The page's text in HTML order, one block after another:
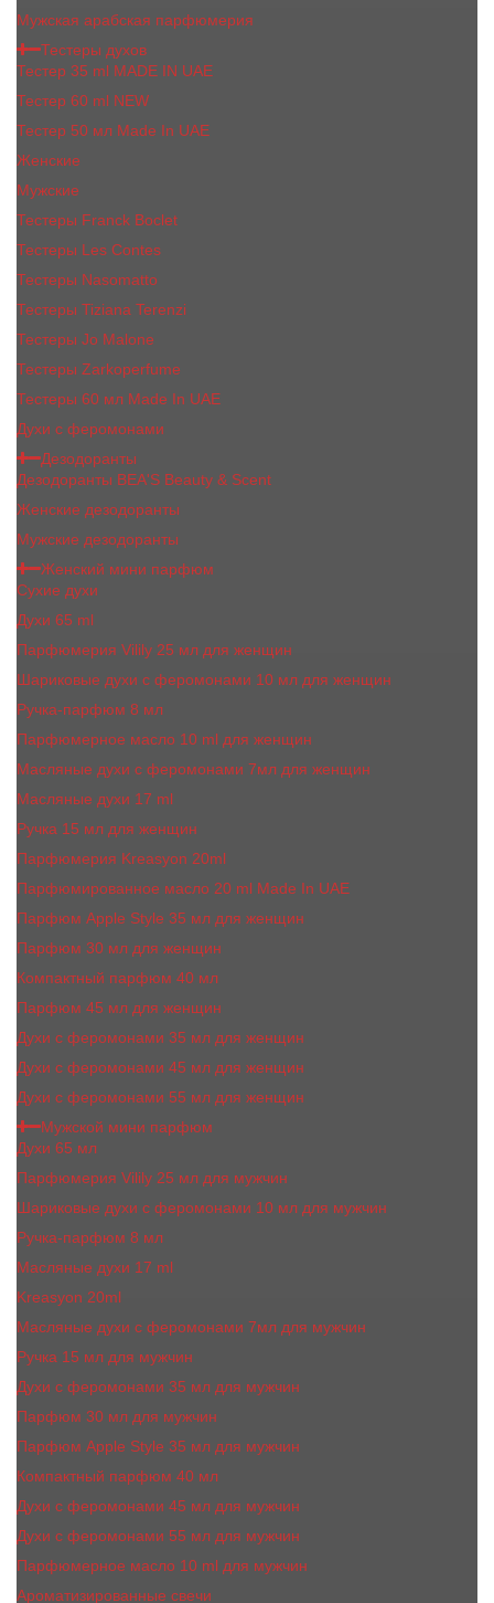
Мужская арабская парфюмерия
Тестеры духов
Тестер 35 ml MADE IN UAE
Тестер 60 ml NEW
Тестер 50 мл Made In UAE
Женские
Мужские
Тестеры Franck Boclet
Тестеры Les Contes
Тестеры Nasomatto
Тестеры Tiziana Terenzi
Тестеры Jо Malоnе
Тестеры Zarkoperfume
Тестеры 60 мл Made In UAE
Духи с феромонами
Дезодоранты
Дезодоранты BEA'S Beauty & Scent
Женские дезодоранты
Мужские дезодоранты
Женский мини парфюм
Сухие духи
Духи 65 ml
Парфюмерия Vilily 25 мл для женщин
Шариковые духи с феромонами 10 мл для женщин
Ручка-парфюм 8 мл
Парфюмерное масло 10 ml для женщин
Масляные духи c феромонами 7мл для женщин
Масляные духи 17 ml
Ручка 15 мл для женщин
Парфюмерия Kreasyon 20ml
Парфюмированное масло 20 ml Made In UAE
Парфюм Apple Style 35 мл для женщин
Парфюм 30 мл для женщин
Компактный парфюм 40 мл
Парфюм 45 мл для женщин
Духи с феромонами 35 мл для женщин
Духи с феромонами 45 мл для женщин
Духи с феромонами 55 мл для женщин
Мужской мини парфюм
Духи 65 мл
Парфюмерия Vilily 25 мл для мужчин
Шариковые духи с феромонами 10 мл для мужчин
Ручка-парфюм 8 мл
Масляные духи 17 ml
Kreasyon 20ml
Масляные духи c феромонами 7мл для мужчин
Ручка 15 мл для мужчин
Духи с феромонами 35 мл для мужчин
Парфюм 30 мл для мужчин
Парфюм Apple Style 35 мл для мужчин
Компактный парфюм 40 мл
Духи с феромонами 45 мл для мужчин
Духи с феромонами 55 мл для мужчин
Парфюмерное масло 10 ml для мужчин
Ароматизированные свечи